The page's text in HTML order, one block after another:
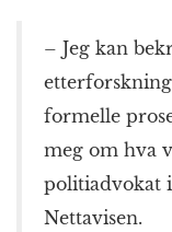
– Jeg kan
formelle
meg om hva
politiadvokat
Nettavisen.